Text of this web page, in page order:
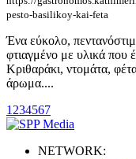
pesto-basilikoy-kai-feta
Ένα εύκολο,
φτιαγμένο με υλικά που
Κριθαράκι, ντομάτα,
άρωμα....
1 234567
NETWORK: